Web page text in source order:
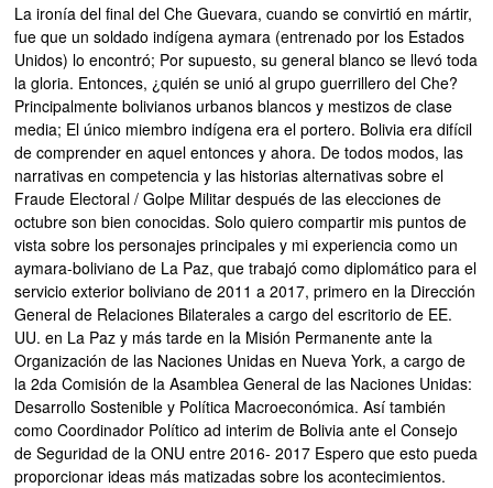
La ironía del final del Che Guevara, cuando se convirtió en mártir,
fue que un soldado indígena aymara (entrenado por los Estados
Unidos) lo encontró; Por supuesto, su general blanco se llevó toda
la gloria. Entonces, ¿quién se unió al grupo guerrillero del Che?
Principalmente bolivianos urbanos blancos y mestizos de clase
media; El único miembro indígena era el portero. Bolivia era difícil
de comprender en aquel entonces y ahora. De todos modos, las
narrativas en competencia y las historias alternativas sobre el
Fraude Electoral / Golpe Militar después de las elecciones de
octubre son bien conocidas. Solo quiero compartir mis puntos de
vista sobre los personajes principales y mi experiencia como un
aymara-boliviano de La Paz, que trabajó como diplomático para el
servicio exterior boliviano de 2011 a 2017, primero en la Dirección
General de Relaciones Bilaterales a cargo del escritorio de EE.
UU. en La Paz y más tarde en la Misión Permanente ante la
Organización de las Naciones Unidas en Nueva York, a cargo de
la 2da Comisión de la Asamblea General de las Naciones Unidas:
Desarrollo Sostenible y Política Macroeconómica. Así también
como Coordinador Político ad interim de Bolivia ante el Consejo
de Seguridad de la ONU entre 2016- 2017 Espero que esto pueda
proporcionar ideas más matizadas sobre los acontecimientos.